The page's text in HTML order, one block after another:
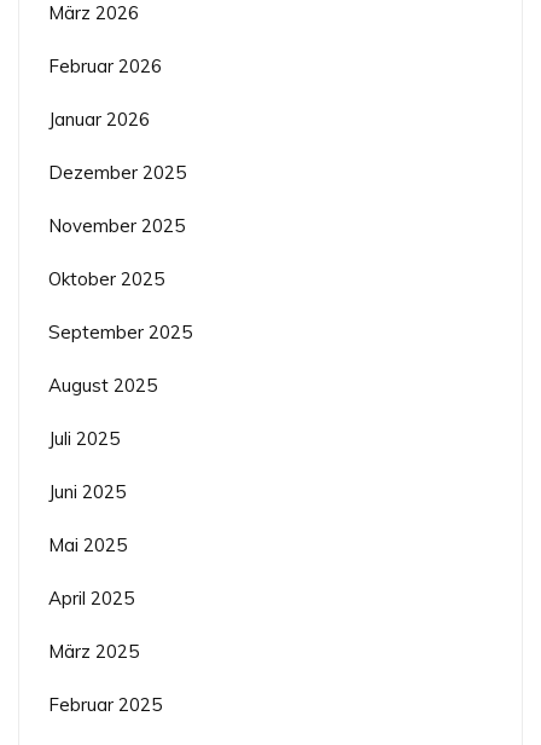
März 2026
Februar 2026
Januar 2026
Dezember 2025
November 2025
Oktober 2025
September 2025
August 2025
Juli 2025
Juni 2025
Mai 2025
April 2025
März 2025
Februar 2025